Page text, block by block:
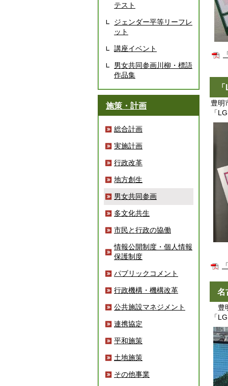
テスト
ジェンダー平等リーフレ
ット
講座イベント
男女共同参画川柳・標語
作品集
施策・計画
総合計画
実施計画
行政改革
地方創生
男女共同参画
多文化共生
市民と行政の協働
情報公開制度・個人情報
保護制度
パブリックコメント
行政機構・機構改革
公共施設マネジメント
連携協定
平和施策
土地施策
その他事業
豊明
「
名
豊
「